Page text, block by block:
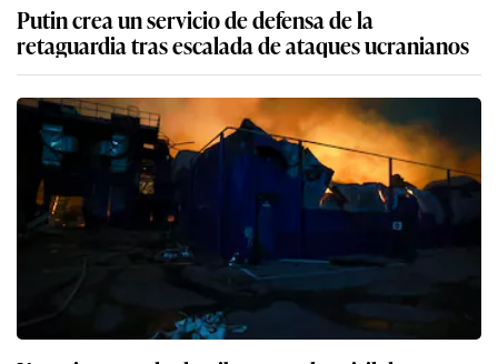
Putin crea un servicio de defensa de la
retaguardia tras escalada de ataques ucranianos